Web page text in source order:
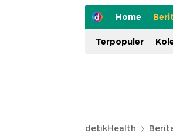
Home
Terpopuler
detikHealth